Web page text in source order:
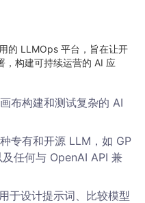
的 LLMOps 平台，旨在让开
，构建可持续运营的 AI 应
布构建和测试复杂的 AI
种专有和开源 LLM，如 GP
任何与 OpenAI API 兼
于设计提示词、比较模型